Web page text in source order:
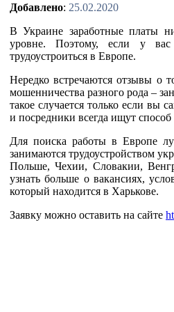
Добавлено: 25.02.2020
В Украине заработные платы
уровне. Поэтому, если у вас
трудоустроиться в Европе.
Нередко встречаются отзывы о
мошенничества разного рода –
такое случается только если вы
и посредники всегда ищут
Для поиска работы в Европе
занимаются трудоустройством
Польше, Чехии, Словакии,
узнать больше о вакансиях,
который находится в Харькове.
Заявку можно оставить на сайте